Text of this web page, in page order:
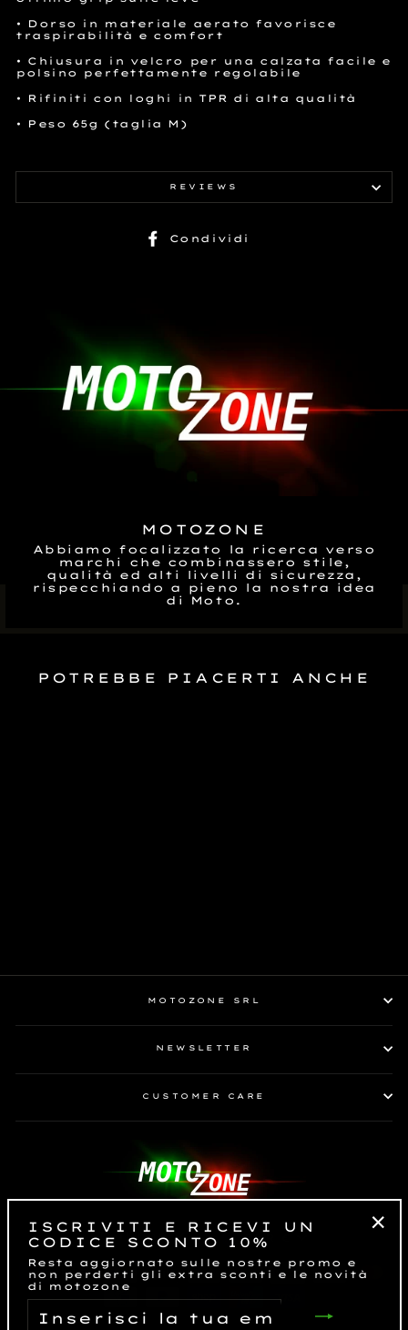
• Dorso in materiale aerato favorisce
traspirabilità e comfort
• Chiusura in velcro per una calzata facile e
polsino perfettamente regolabile
• Rifiniti con loghi in TPR di alta qualità
• Peso 65g (taglia M)
REVIEWS
Condividi
MOTOZONE
Abbiamo focalizzato la ricerca verso
marchi che combinassero stile,
qualità ed alti livelli di sicurezza,
rispecchiando a pieno la nostra idea
di Moto.
POTREBBE PIACERTI ANCHE
MOTOZONE SRL
NEWSLETTER
CUSTOMER CARE
LINGUA
Italiano VALUTA
EUR €
ISCRIVITI E RICEVI UN
CODICE SCONTO 10%
Resta aggiornato sulle nostre promo e
non perderti gli extra sconti e le novità
di motozone
INSERISCI
LA
TUA
EMAIL